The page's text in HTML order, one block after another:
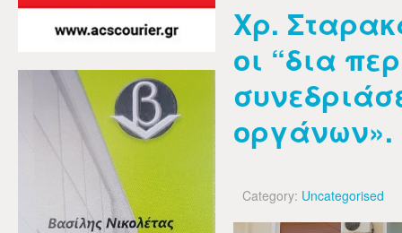
Χρ.
οι “δια
οργάνων».
Category: Uncategorised